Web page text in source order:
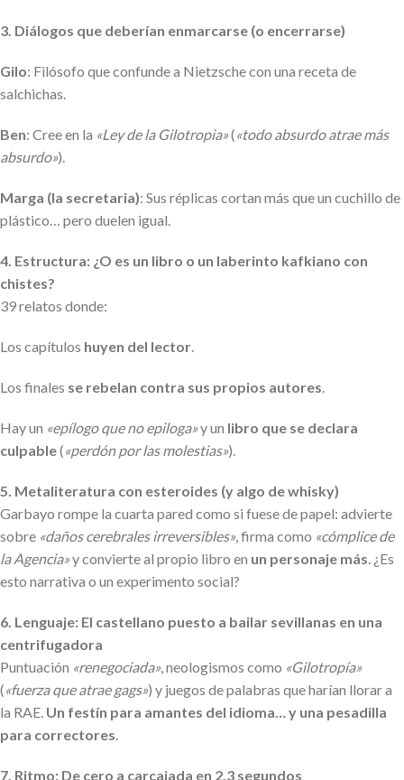
3. Diálogos que deberían enmarcarse (o encerrarse)
Gilo: Filósofo que confunde a Nietzsche con una receta de
salchichas.
Ben: Cree en la «Ley de la Gilotropia»(«todo absurdo atrae más
absurdo»).
Marga (la secretaria): Sus réplicas cortan más que un cuchillo de
plástico… pero duelen igual.
4. Estructura: ¿O es un libro o un laberinto kafkiano con
chistes?
39 relatos donde:
Los capítulos huyen del lector.
Los finales se rebelan contra sus propios autores.
Hay un «epílogo que no epiloga»y un libro que se declara
culpable(«perdón por las molestias»).
5. Metaliteratura con esteroides (y algo de whisky)
Garbayo rompe la cuarta pared como si fuese de papel: advierte
sobre «daños cerebrales irreversibles», firma como «cómplice de
la Agencia»y convierte al propio libro en un personaje más. ¿Es
esto narrativa o un experimento social?
6. Lenguaje: El castellano puesto a bailar sevillanas en una
centrifugadora
Puntuación «renegociada», neologismos como «Gilotropía»
(«fuerza que atrae gags») y juegos de palabras que harían llorar a
la RAE. Un festín para amantes del idioma… y una pesadilla
para correctores.
7. Ritmo: De cero a carcajada en 2.3 segundos